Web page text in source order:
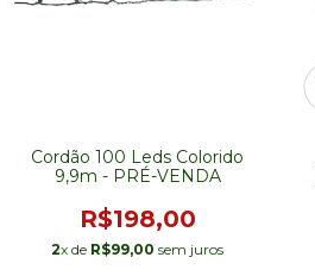
Cordão 100 Leds Colorido
9,9m - PRÉ-VENDA
R$198,00
2x de R$99,00 sem juros